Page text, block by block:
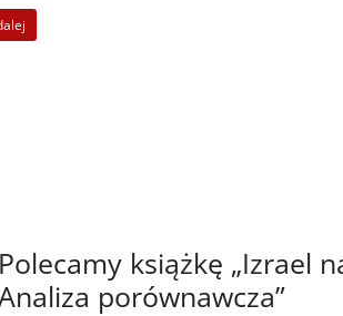
książkę „Izrael
porównawcza”